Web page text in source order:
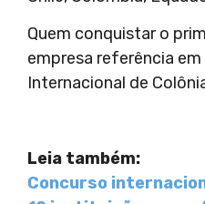
Quem conquistar o
empresa referência
Internacional de
Leia também:
Concurso